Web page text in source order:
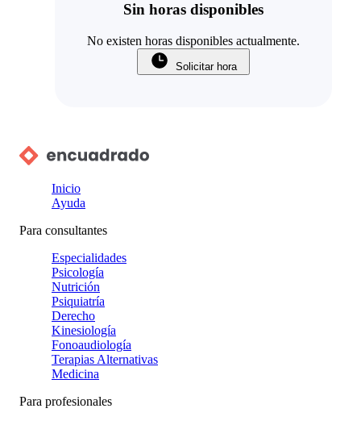
Sin horas disponibles
No existen horas disponibles actualmente.
Solicitar hora
Inicio
Ayuda
Para consultantes
Especialidades
Psicología
Nutrición
Psiquiatría
Derecho
Kinesiología
Fonoaudiología
Terapias Alternativas
Medicina
Para profesionales